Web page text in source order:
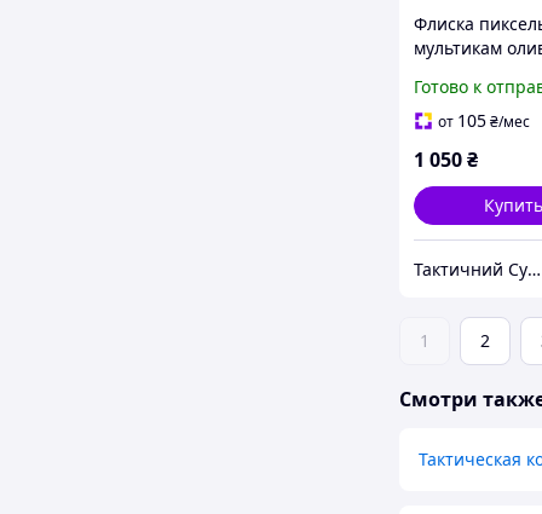
Флиска
мультикам
Готово к
от 105₴/мес
1 050₴
Купить
Тактичний Супермаркет
1 2
Смотри
Тактическая